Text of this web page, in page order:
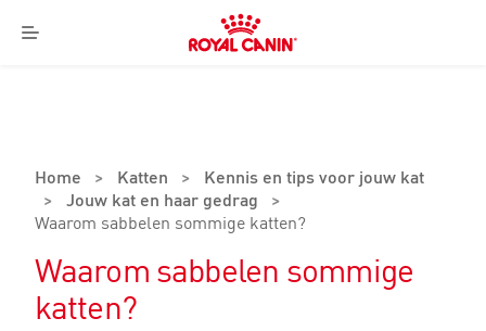
Menu
Royal
Canin
Home > Katten >
Kennis en tips voor jouw kat
> Jouw kat en haar gedrag
>
Waarom sabbelen sommige katten?
Waarom sabbelen sommige
katten?